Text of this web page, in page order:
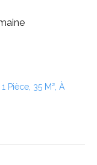
Pièce, 35 M², À